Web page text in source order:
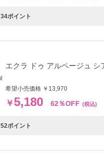
34ポイント
エクラ ドゥ アルページュ シ
希望小売価格 ￥13,970
￥5,180 62％OFF (税込)
52ポイント